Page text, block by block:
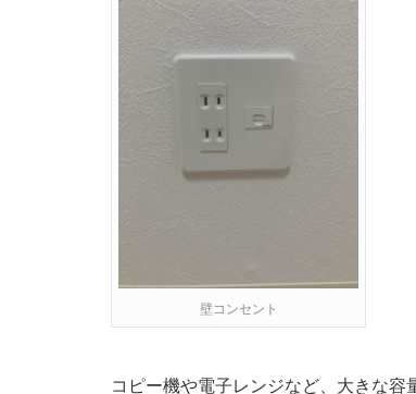
壁コンセント
コピー機や電子レンジなど、大きな